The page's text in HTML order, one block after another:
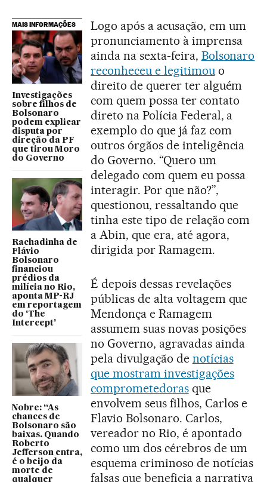
MAIS INFORMAÇÕES
Investigações
sobre filhos de
Bolsonaro
podem explicar
disputa por
direção da PF
que tirou Moro
do Governo
Rachadinha de
Flávio
Bolsonaro
financiou
prédios da
milícia no Rio,
aponta MP-RJ
em reportagem
do ‘The
Intercept’
Nobre: “As
chances de
Bolsonaro são
baixas. Quando
Roberto
Jefferson entra,
é o beijo da
morte de
qualquer
Logo após a acusação, em um
pronunciamento à imprensa
ainda na sexta-feira, Bolsonaro
reconheceu e legitimouo
direito de querer ter alguém
com quem possa ter contato
direto na Polícia Federal, a
exemplo do que já faz com
outros órgãos de inteligência
do Governo. “Quero um
delegado com quem eu possa
interagir. Por que não?”,
questionou, ressaltando que
tinha este tipo de relação com
a Abin, que era, até agora,
dirigida por Ramagem.
É depois dessas revelações
públicas de alta voltagem que
Mendonça e Ramagem
assumem suas novas posições
no Governo, agravadas ainda
pela divulgação de notícias
que mostram investigações
comprometedorasque
envolvem seus filhos, Carlos e
Flavio Bolsonaro. Carlos,
vereador no Rio, é apontado
como um dos cérebros de um
esquema criminoso de notícias
falsas que beneficia a narrativa